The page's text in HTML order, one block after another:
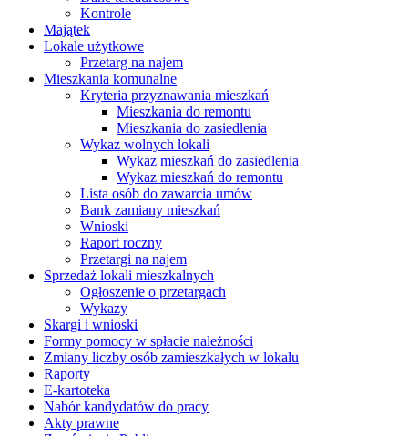
Kontrole
Majątek
Lokale użytkowe
Przetarg na najem
Mieszkania komunalne
Kryteria przyznawania mieszkań
Mieszkania do remontu
Mieszkania do zasiedlenia
Wykaz wolnych lokali
Wykaz mieszkań do zasiedlenia
Wykaz mieszkań do remontu
Lista osób do zawarcia umów
Bank zamiany mieszkań
Wnioski
Raport roczny
Przetargi na najem
Sprzedaż lokali mieszkalnych
Ogłoszenie o przetargach
Wykazy
Skargi i wnioski
Formy pomocy w spłacie należności
Zmiany liczby osób zamieszkałych w lokalu
Raporty
E-kartoteka
Nabór kandydatów do pracy
Akty prawne